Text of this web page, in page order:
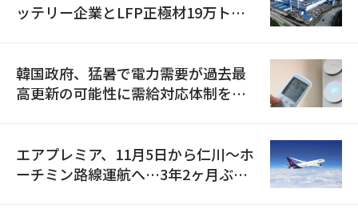
ッテリー企業とLFP正極材19万トン
韓国政府、猛暑で電力需要が過去最
高更新の可能性に需給対応体制を点
エアプレミア、11月5日から仁川〜ホ
ーチミン路線運航へ…3年2ヶ月ぶり